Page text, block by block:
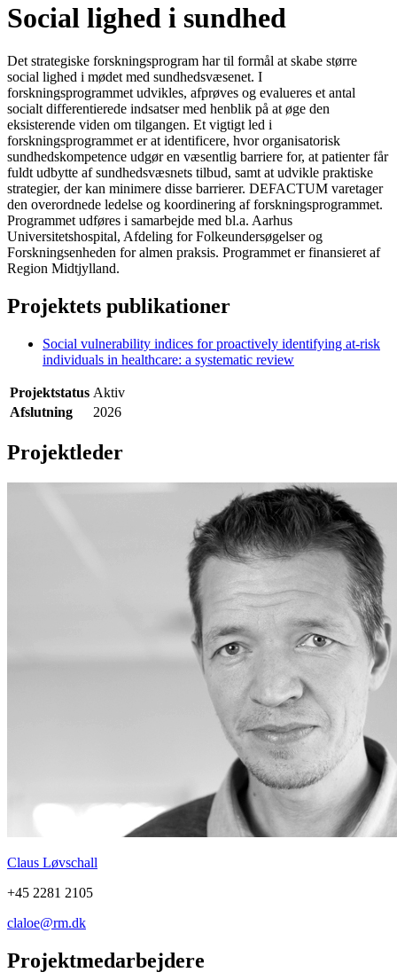
Social lighed i sundhed
Det strategiske forskningsprogram har til formål at skabe større
social lighed i mødet med sundhedsvæsenet. I
forskningsprogrammet udvikles, afprøves og evalueres et antal
socialt differentierede indsatser med henblik på at øge den
eksisterende viden om tilgangen. Et vigtigt led i
forskningsprogrammet er at identificere, hvor organisatorisk
sundhedskompetence udgør en væsentlig barriere for, at patienter får
fuldt udbytte af sundhedsvæsnets tilbud, samt at udvikle praktiske
strategier, der kan minimere disse barrierer. DEFACTUM varetager
den overordnede ledelse og koordinering af forskningsprogrammet.
Programmet udføres i samarbejde med bl.a. Aarhus
Universitetshospital, Afdeling for Folkeundersøgelser og
Forskningsenheden for almen praksis. Programmet er finansieret af
Region Midtjylland.
Projektets publikationer
Social vulnerability indices for proactively identifying at-risk
individuals in healthcare: a systematic review
Projektstatus Aktiv
Afslutning
2026
Projektleder
Claus Løvschall
+45 2281 2105
claloe@rm.dk
Projektmedarbejdere